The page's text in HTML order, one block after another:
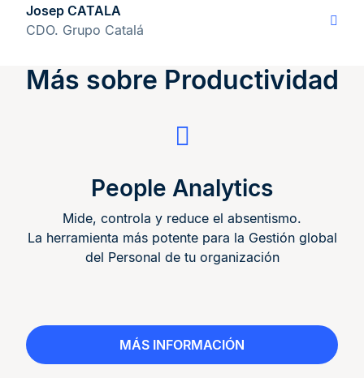
Josep CATALA
CDO. Grupo Catalá
Más sobre Productividad
People Analytics
Mide, controla y reduce el absentismo.
La herramienta más potente para la Gestión global
del Personal de tu organización
MÁS INFORMACIÓN